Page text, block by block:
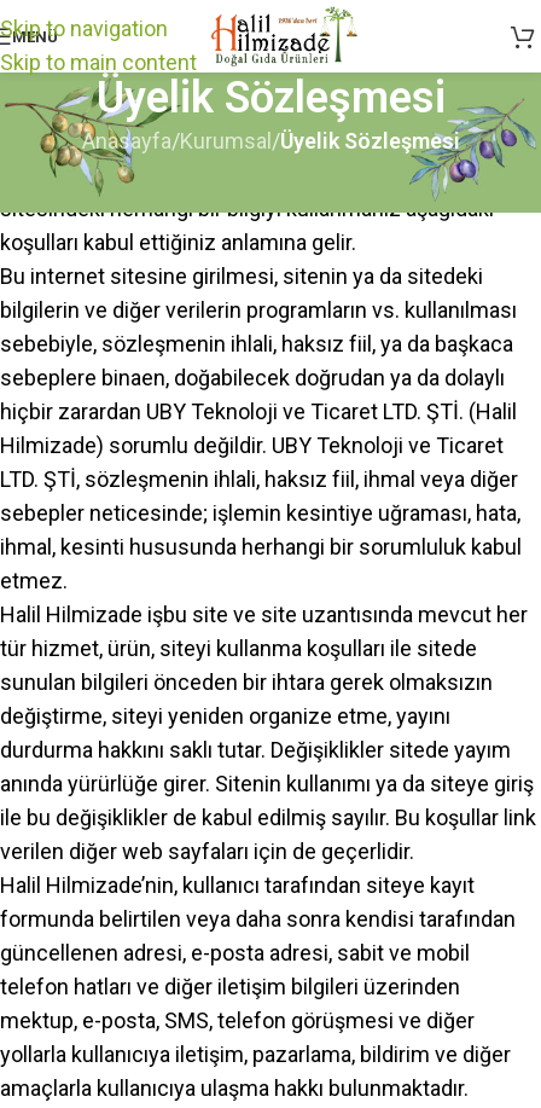
Skip to navigation
Skip to main content
MENÜ
Üyelik Sözleşmesi
Anasayfa/Kurumsal /Üyelik Sözleşmesi
Bu internet sitesine girmeniz veya bu internet
sitesindeki herhangi bir bilgiyi kullanmanız aşağıdaki
koşulları kabul ettiğiniz anlamına gelir.
Bu internet sitesine girilmesi, sitenin ya da sitedeki
bilgilerin ve diğer verilerin programların vs. kullanılması
sebebiyle, sözleşmenin ihlali, haksız fiil, ya da başkaca
sebeplere binaen, doğabilecek doğrudan ya da dolaylı
hiçbir zarardan UBY Teknoloji ve Ticaret LTD. ŞTİ. (Halil
Hilmizade) sorumlu değildir. UBY Teknoloji ve Ticaret
LTD. ŞTİ, sözleşmenin ihlali, haksız fiil, ihmal veya diğer
sebepler neticesinde; işlemin kesintiye uğraması, hata,
ihmal, kesinti hususunda herhangi bir sorumluluk kabul
etmez.
Halil Hilmizade işbu site ve site uzantısında mevcut her
tür hizmet, ürün, siteyi kullanma koşulları ile sitede
sunulan bilgileri önceden bir ihtara gerek olmaksızın
değiştirme, siteyi yeniden organize etme, yayını
durdurma hakkını saklı tutar. Değişiklikler sitede yayım
anında yürürlüğe girer. Sitenin kullanımı ya da siteye giriş
ile bu değişiklikler de kabul edilmiş sayılır. Bu koşullar link
verilen diğer web sayfaları için de geçerlidir.
Halil Hilmizade’nin, kullanıcı tarafından siteye kayıt
formunda belirtilen veya daha sonra kendisi tarafından
güncellenen adresi, e-posta adresi, sabit ve mobil
telefon hatları ve diğer iletişim bilgileri üzerinden
mektup, e-posta, SMS, telefon görüşmesi ve diğer
yollarla kullanıcıya iletişim, pazarlama, bildirim ve diğer
amaçlarla kullanıcıya ulaşma hakkı bulunmaktadır.